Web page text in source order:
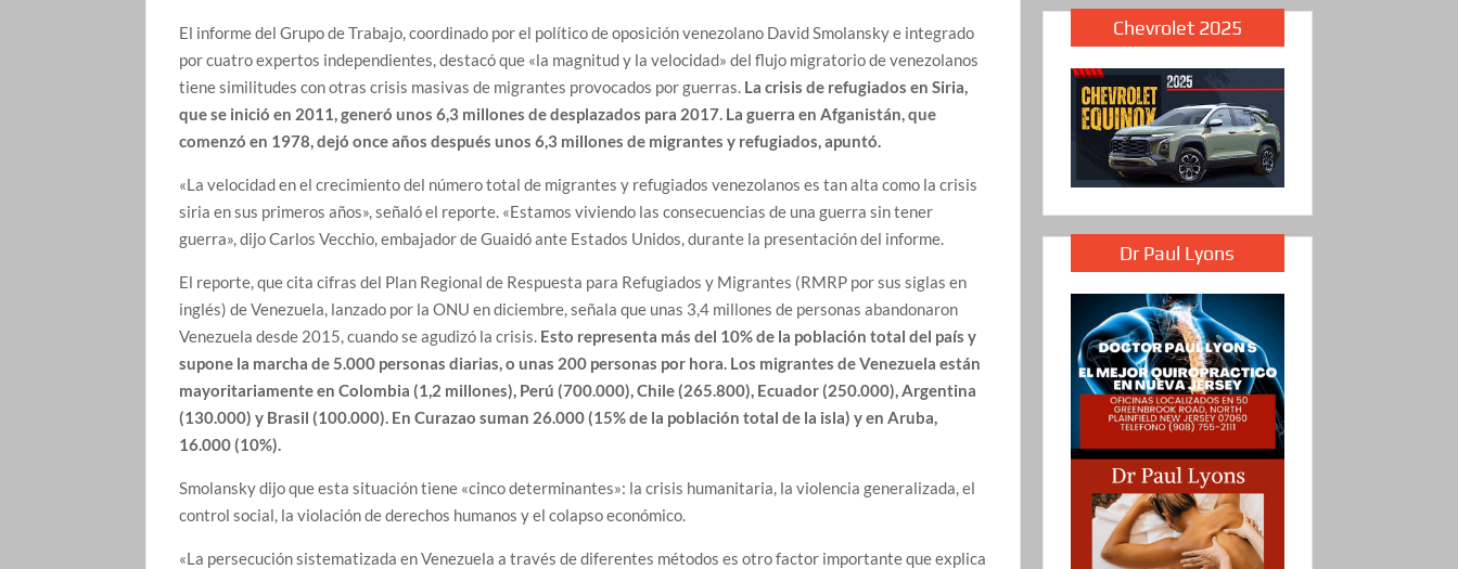
El informe del Grupo de Trabajo, coordinado por el político de oposición venezolano David Smolansky e integrado
por cuatro expertos independientes, destacó que «la magnitud y la velocidad» del flujo migratorio de venezolanos
tiene similitudes con otras crisis masivas de migrantes provocados por guerras. La crisis de refugiados en Siria,
que se inició en 2011, generó unos 6,3 millones de desplazados para 2017. La guerra en Afganistán, que
comenzó en 1978, dejó once años después unos 6,3 millones de migrantes y refugiados, apuntó.
«La velocidad en el crecimiento del número total de migrantes y refugiados venezolanos es tan alta como la crisis
siria en sus primeros años», señaló el reporte. «Estamos viviendo las consecuencias de una guerra sin tener
guerra», dijo Carlos Vecchio, embajador de Guaidó ante Estados Unidos, durante la presentación del informe.
El reporte, que cita cifras del Plan Regional de Respuesta para Refugiados y Migrantes (RMRP por sus siglas en
inglés) de Venezuela, lanzado por la ONU en diciembre, señala que unas 3,4 millones de personas abandonaron
Venezuela desde 2015, cuando se agudizó la crisis. Esto representa más del 10% de la población total del país y
supone la marcha de 5.000 personas diarias, o unas 200 personas por hora. Los migrantes de Venezuela están
mayoritariamente en Colombia (1,2 millones), Perú (700.000), Chile (265.800), Ecuador (250.000), Argentina
(130.000) y Brasil (100.000). En Curazao suman 26.000 (15% de la población total de la isla) y en Aruba,
16.000 (10%).
Smolansky dijo que esta situación tiene «cinco determinantes»: la crisis humanitaria, la violencia generalizada, el
control social, la violación de derechos humanos y el colapso económico.
«La persecución sistematizada en Venezuela a través de diferentes métodos es otro factor importante que explica
Chevrolet 2025
Dr Paul Lyons